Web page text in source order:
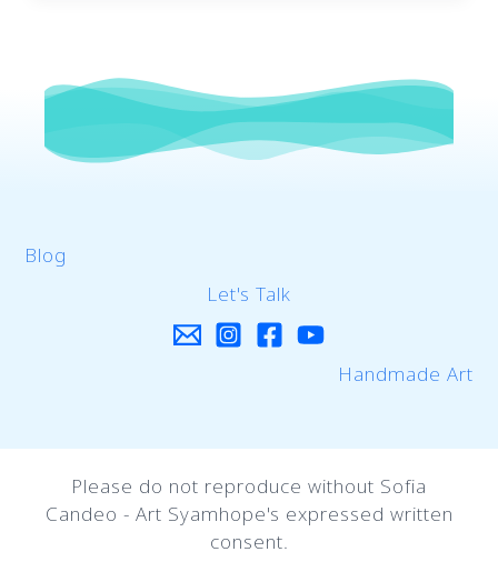
Blog
Let's Talk
Handmade Art
Please do not reproduce without Sofia
Candeo - Art Syamhope's expressed written
consent.